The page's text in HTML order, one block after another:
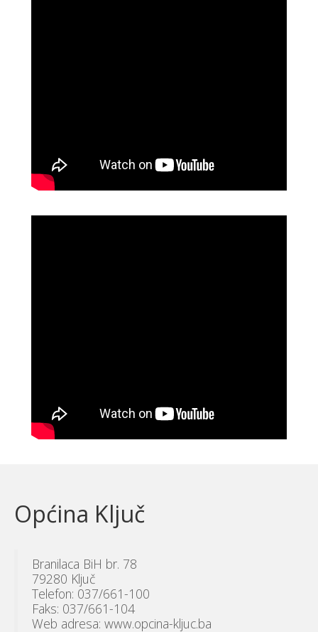
Općina Ključ
Branilaca BiH br. 78
79280 Ključ
Telefon: 037/661-100
Faks: 037/661-104
Web adresa: www.opcina-kljuc.ba